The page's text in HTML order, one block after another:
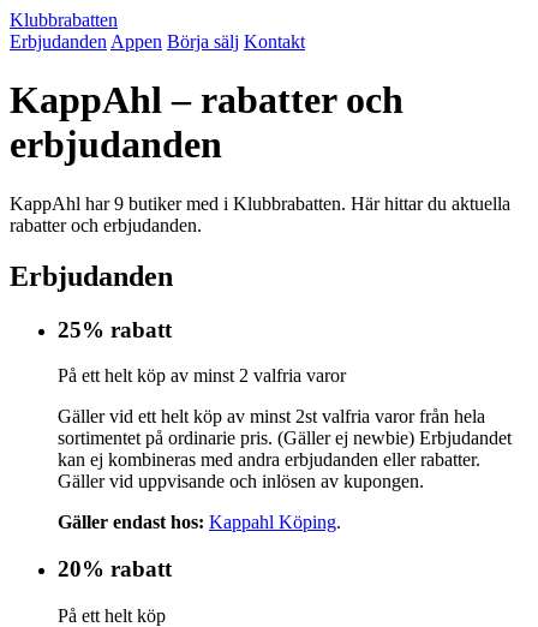
Klubbrabatten
Erbjudanden Appen Börja sälj Kontakt
KappAhl – rabatter och
erbjudanden
KappAhl har 9 butiker med i Klubbrabatten. Här hittar du aktuella
rabatter och erbjudanden.
Erbjudanden
25% rabatt
På ett helt köp av minst 2 valfria varor
Gäller vid ett helt köp av minst 2st valfria varor från hela
sortimentet på ordinarie pris. (Gäller ej newbie) Erbjudandet
kan ej kombineras med andra erbjudanden eller rabatter.
Gäller vid uppvisande och inlösen av kupongen.
Gäller endast hos: Kappahl Köping.
20% rabatt
På ett helt köp